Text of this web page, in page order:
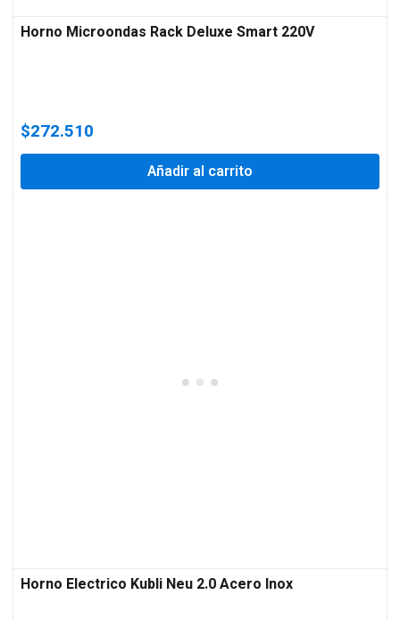
Horno Microondas Rack Deluxe Smart 220V
$272.510
Añadir al carrito
Horno Electrico Kubli Neu 2.0 Acero Inox